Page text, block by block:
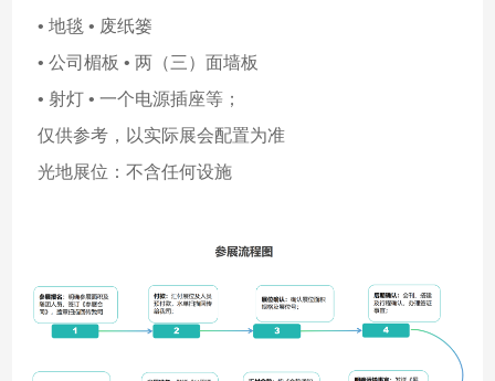
• 地毯 • 废纸篓
• 公司楣板 • 两（三）面墙板
• 射灯 • 一个电源插座等；
仅供参考，以实际展会配置为准
光地展位：不含任何设施